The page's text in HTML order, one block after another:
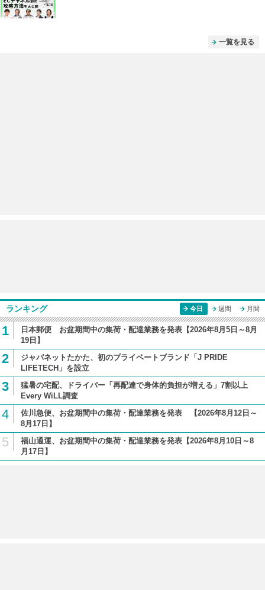
一覧を見る
ランキング 今日 週間 月間
1
日本郵便 お盆期間中の集荷・配達業務を発表【2026年8月5日～8月
19日】
2
ジャパネットたかた、初のプライベートブランド「J PRIDE
LIFETECH」を設立
3
猛暑の宅配、ドライバー「再配達で身体的負担が増える」7割以上
Every WiLL調査
4
佐川急便、お盆期間中の集荷・配達業務を発表 【2026年8月12日～
8月17日】
5
福山通運、お盆期間中の集荷・配達業務を発表【2026年8月10日～8
月17日】